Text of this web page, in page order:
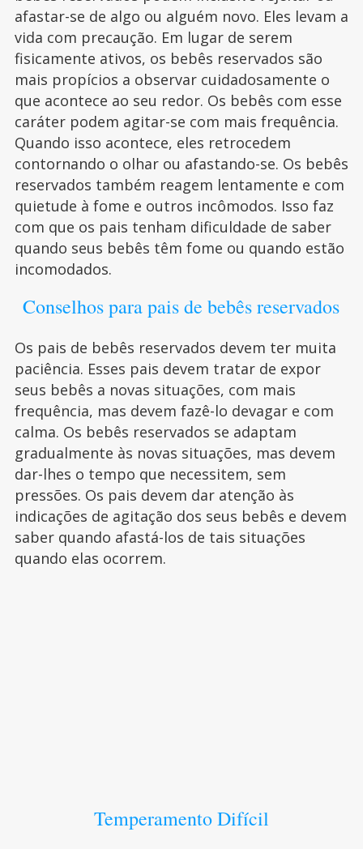
afastar-se de algo ou alguém novo. Eles levam a
vida com precaução. Em lugar de serem
fisicamente ativos, os bebês reservados são
mais propícios a observar cuidadosamente o
que acontece ao seu redor. Os bebês com esse
caráter podem agitar-se com mais frequência.
Quando isso acontece, eles retrocedem
contornando o olhar ou afastando-se. Os bebês
reservados também reagem lentamente e com
quietude à fome e outros incômodos. Isso faz
com que os pais tenham dificuldade de saber
quando seus bebês têm fome ou quando estão
incomodados.
Conselhos para pais de bebês reservados
Os pais de bebês reservados devem ter muita
paciência. Esses pais devem tratar de expor
seus bebês a novas situações, com mais
frequência, mas devem fazê-lo devagar e com
calma. Os bebês reservados se adaptam
gradualmente às novas situações, mas devem
dar-lhes o tempo que necessitem, sem
pressões. Os pais devem dar atenção às
indicações de agitação dos seus bebês e devem
saber quando afastá-los de tais situações
quando elas ocorrem.
Temperamento Difícil